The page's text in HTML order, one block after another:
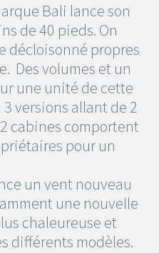
Bali lance son
de 40 pieds. On
décloisonné propres
Des volumes et un
une unité de cette
versions allant de 2
cabines comportent
pour un
un vent nouveau
une nouvelle
chaleureuse et
différents modèles.